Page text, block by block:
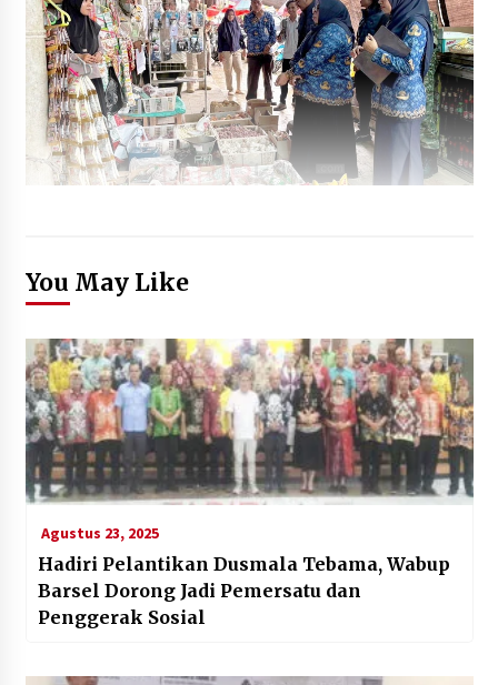
You May Like
Agustus 23, 2025
Hadiri Pelantikan Dusmala Tebama, Wabup
Barsel Dorong Jadi Pemersatu dan
Penggerak Sosial